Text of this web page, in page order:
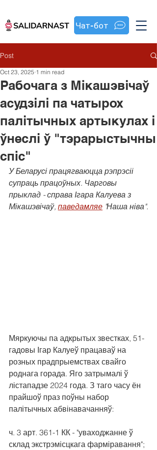
Чат-бот
Post
Рабочага з Мікашэвічаў
асудзілі па чатырох
палітычных артыкулах і
ўнеслі ў "тэрарыстычны
спіс"
Oct 23, 2025 1 min read
У Беларусі працягваюцца рэпрэсіі
супраць працоўных. Чарговы
прыклад - справа Ігара Калуева з
Мікашэвічаў, паведамляе "Наша ніва".
Мяркуючы па адкрытых звестках, 51-
гадовы Ігар Калуеў працаваў на
розных прадпрыемствах свайго
роднага горада. Яго затрымалі ў
лістападзе 2024 года. З таго часу ён
прайшоў праз поўны набор
палітычных абвінавачанняў:
ч. 3 арт. 361-1 КК - "уваходжанне ў
склад экстрэмісцкага фарміравання";